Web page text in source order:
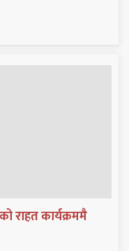
राहत कार्यक्रममै